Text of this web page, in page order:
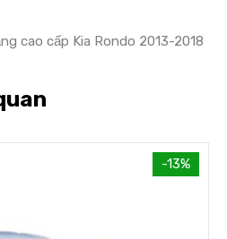
cao cấp Kia Rondo 2013-2018
-13%